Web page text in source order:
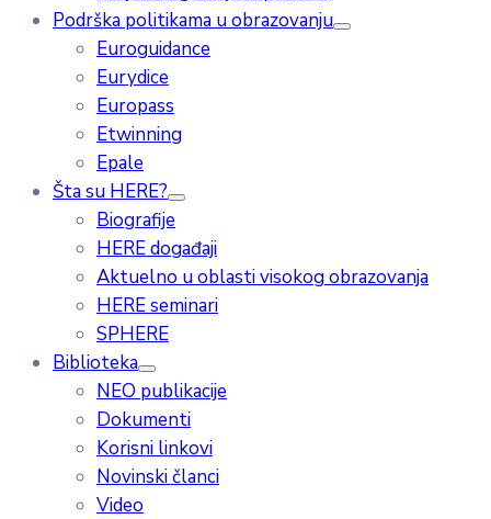
Podrška politikama u obrazovanju
Euroguidance
Eurydice
Europass
Etwinning
Epale
Šta su HERE?
Biografije
HERE događaji
Aktuelno u oblasti visokog obrazovanja
HERE seminari
SPHERE
Biblioteka
NEO publikacije
Dokumenti
Korisni linkovi
Novinski članci
Video